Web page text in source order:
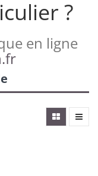
?
en ligne